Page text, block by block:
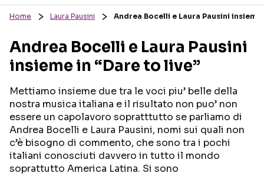
RECENSIONI MUSICALI
INTERVISTE
GOSSIP E CURIOSITÀ
TESTI CANZONI
TOUR ED EVENTI
TALENT SHOW
Seguici sui social
Home Laura Pausini Andrea Bocelli e Laura Pausini insieme
Andrea Bocelli e Laura Pausini
insieme in “Dare to live”
Mettiamo insieme due tra le voci piu’ belle della
nostra musica italiana e il risultato non puo’ non
essere un capolavoro sopratttutto se parliamo di
Andrea Bocelli e Laura Pausini, nomi sui quali non
c’è bisogno di commento, che sono tra i pochi
italiani conosciuti davvero in tutto il mondo
soprattutto America Latina. Si sono